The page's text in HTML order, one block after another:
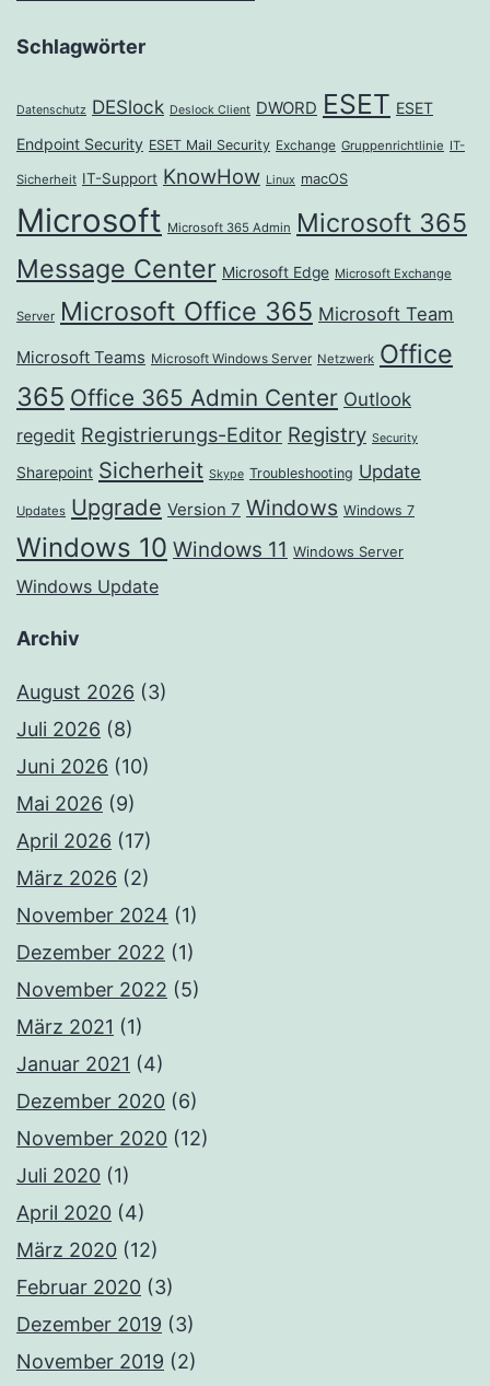
Schlagwörter
Datenschutz DESlock Deslock Client DWORD ESET ESET
Endpoint Security ESET Mail Security Exchange Gruppenrichtlinie IT-
Sicherheit IT-Support KnowHow Linux macOS
Microsoft Microsoft 365 Admin Microsoft 365
Message Center Microsoft Edge Microsoft Exchange
Server Microsoft Office 365 Microsoft Team
Microsoft Teams Microsoft Windows Server Netzwerk Office
365 Office 365 Admin Center Outlook
regedit Registrierungs-Editor Registry Security
Sharepoint Sicherheit Skype Troubleshooting Update
Updates Upgrade Version 7 Windows Windows 7
Windows 10 Windows 11 Windows Server
Windows Update
Archiv
August 2026 (3)
Juli 2026 (8)
Juni 2026 (10)
Mai 2026 (9)
April 2026 (17)
März 2026 (2)
November 2024 (1)
Dezember 2022 (1)
November 2022 (5)
März 2021 (1)
Januar 2021 (4)
Dezember 2020 (6)
November 2020 (12)
Juli 2020 (1)
April 2020 (4)
März 2020 (12)
Februar 2020 (3)
Dezember 2019 (3)
November 2019 (2)